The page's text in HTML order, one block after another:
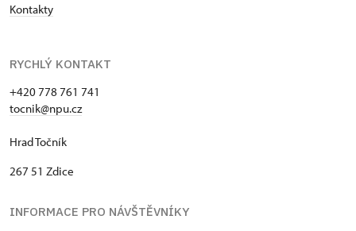
Kontakty
RYCHLÝ KONTAKT
+420 778 761 741
tocnik@npu.cz
Hrad Točník
267 51 Zdice
INFORMACE PRO NÁVŠTĚVNÍKY